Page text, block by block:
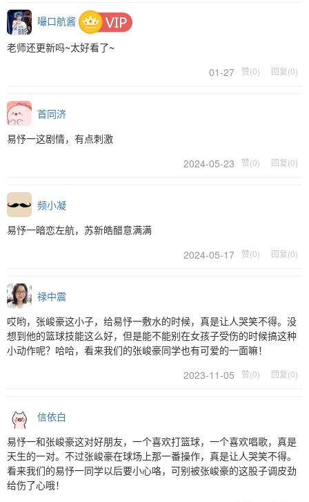
嘬口航酱
老师还更新吗~太好看了~
01-27
赞(0) 回复(0)
首同济
易忬一这剧情，有点刺激
2024-05-23
赞(0) 回复(0)
频小凝
易忬一暗恋左航，苏新皓醋意满满
2024-05-17
赞(0) 回复(0)
禄中震
哎哟，张峻豪这小子，给易忬一敷水的时候，真是让人哭笑不得。没
想到他的篮球技能这么好，但是能不能别在女孩子受伤的时候搞这种
小动作呢？哈哈，看来我们的张峻豪同学也有可爱的一面嘛！
2023-11-05
赞(0) 回复(0)
信依白
易忬一和张峻豪这对好朋友，一个喜欢打篮球，一个喜欢唱歌，真是
天生的一对。不过张峻豪在球场上那一番操作，真是让人哭笑不得。
看来我们的易忬一同学以后要小心咯，可别被张峻豪的这股子调皮劲
给伤了心哦！